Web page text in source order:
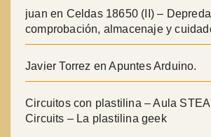
juan en Celdas 18650 (II) –
comprobación, almacenaje y
Javier Torrez enApuntes Arduino.
Circuitos con plastilina – Aula
Circuits – La plastilina geek